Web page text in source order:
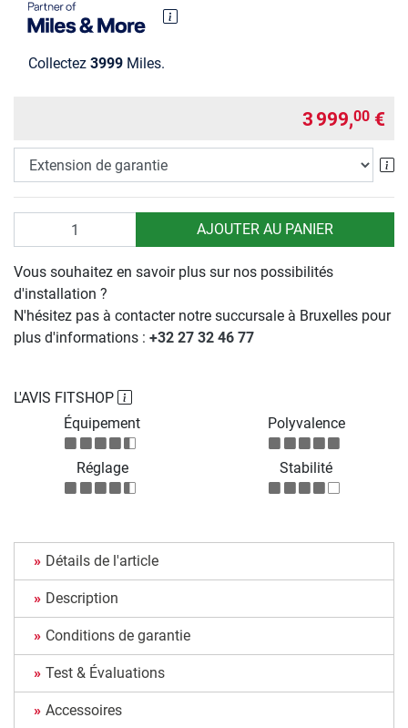
Collectez 3999 Miles.
3 999,00 €
AJOUTER AU PANIER
L'AVIS FITSHOP
Équipement
Polyvalence
Réglage Stabilité
Vous souhaitez en savoir plus sur nos possibilités
d'installation ?
N'hésitez pas à contacter notre succursale à Bruxelles pour
plus d'informations : +32 27 32 46 77
Détails de l'article
Description
Conditions de garantie
Test & Évaluations
Accessoires